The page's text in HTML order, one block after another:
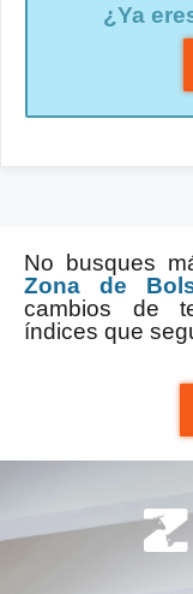
¿Ya
No busques
Zona de
cambios de
índices que